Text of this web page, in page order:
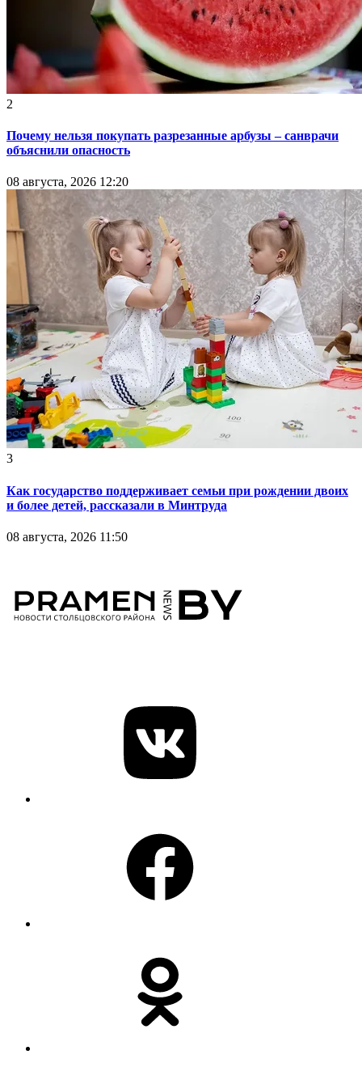
2
Почему нельзя покупать разрезанные арбузы – санврачи
объяснили опасность
08 августа, 2026 12:20
3
Как государство поддерживает семьи при рождении двоих
и более детей, рассказали в Минтруда
08 августа, 2026 11:50